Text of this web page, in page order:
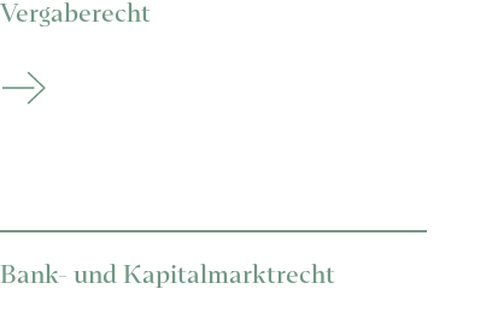
Vergaberecht
Bank- und Kapitalmarktrecht